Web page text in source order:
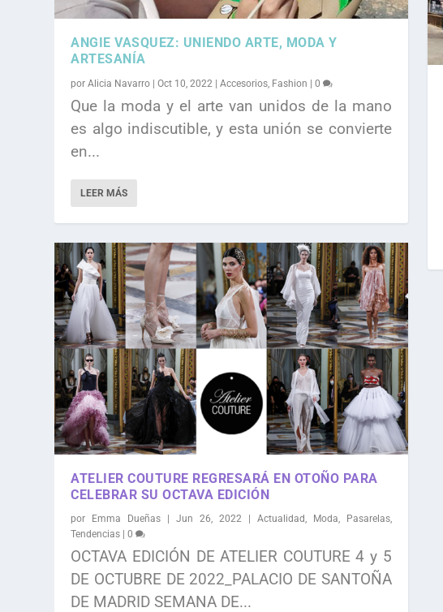
ANGIE VASQUEZ: UNIENDO ARTE, MODA Y
ARTESANÍA
porAlicia Navarro |Oct 10, 2022 |Accesorios Fashion |0
Que la moda y el arte van unidos de la mano
es algo indiscutible, y esta unión se convierte
en...
LEER MÁS
ATELIER COUTURE REGRESARÁ EN OTOÑO PARA
CELEBRAR SU OCTAVA EDICIÓN
por Emma Dueñas |Jun 26, 2022| Actualidad, Moda, Pasarelas,
Tendencias |0
OCTAVA EDICIÓN DE ATELIER COUTURE 4 y 5
DE OCTUBRE DE 2022_PALACIO DE SANTOÑA
DE MADRID SEMANA DE...